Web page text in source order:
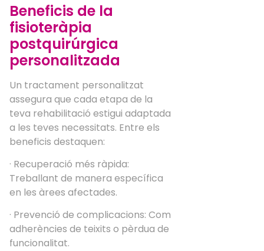
Beneficis de la
fisioteràpia
postquirúrgica
personalitzada
Un tractament personalitzat
assegura que cada etapa de la
teva rehabilitació estigui adaptada
a les teves necessitats. Entre els
beneficis destaquen:
· Recuperació més ràpida:
Treballant de manera específica
en les àrees afectades.
· Prevenció de complicacions: Com
adherències de teixits o pèrdua de
funcionalitat.